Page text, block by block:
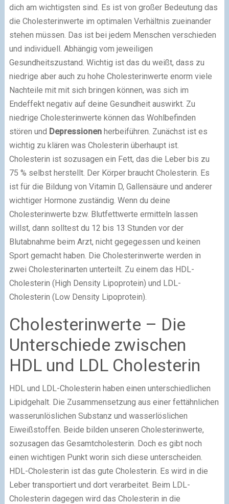
dich am wichtigsten sind. Es ist von großer Bedeutung das
die Cholesterinwerte im optimalen Verhältnis zueinander
stehen müssen. Das ist bei jedem Menschen verschieden
und individuell. Abhängig vom jeweiligen
Gesundheitszustand. Wichtig ist das du weißt, dass zu
niedrige aber auch zu hohe Cholesterinwerte enorm viele
Nachteile mit mit sich bringen können, was sich im
Endeffekt negativ auf deine Gesundheit auswirkt. Zu
niedrige Cholesterinwerte können das Wohlbefinden
stören und Depressionenherbeiführen. Zunächst ist es
wichtig zu klären was Cholesterin überhaupt ist.
Cholesterin ist sozusagen ein Fett, das die Leber bis zu
75 % selbst herstellt. Der Körper braucht Cholesterin. Es
ist für die Bildung von Vitamin D, Gallensäure und anderer
wichtiger Hormone zuständig. Wenn du deine
Cholesterinwerte bzw. Blutfettwerte ermitteln lassen
willst, dann solltest du 12 bis 13 Stunden vor der
Blutabnahme beim Arzt, nicht gegegessen und keinen
Sport gemacht haben. Die Cholesterinwerte werden in
zwei Cholesterinarten unterteilt. Zu einem das HDL-
Cholesterin (High Density Lipoprotein) und LDL-
Cholesterin (Low Density Lipoprotein).
Cholesterinwerte – Die
Unterschiede zwischen
HDL und LDL Cholesterin
HDL und LDL-Cholesterin haben einen unterschiedlichen
Lipidgehalt. Die Zusammensetzung aus einer fettähnlichen
wasserunlöslichen Substanz und wasserlöslichen
Eiweißstoffen. Beide bilden unseren Cholesterinwerte,
sozusagen das Gesamtcholesterin. Doch es gibt noch
einen wichtigen Punkt worin sich diese unterscheiden.
HDL-Cholesterin ist das gute Cholesterin. Es wird in die
Leber transportiert und dort verarbeitet. Beim LDL-
Cholesterin dagegen wird das Cholesterin in die